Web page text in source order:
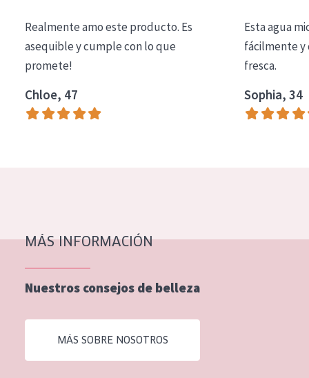
Essentials
Lift+
Expert
Piel madura
Piel menopáusica
EDAD
Realmente amo este producto. Es
asequible y cumple con lo que
promete!
Chloe, 47
Esta agua
fácilmente y
fresca.
Sophia, 34
MÁS INFORMACIÓN
Nuestros consejos de belleza
MÁS SOBRE NOSOTROS